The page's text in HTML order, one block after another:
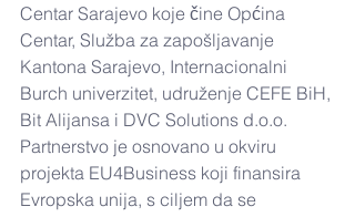
Centar Sarajevo koje čine Općina
Centar, Služba za zapošljavanje
Kantona Sarajevo, Internacionalni
Burch univerzitet, udruženje CEFE BiH,
Bit Alijansa i DVC Solutions d.o.o.
Partnerstvo je osnovano u okviru
projekta EU4Business koji finansira
Evropska unija, s ciljem da se